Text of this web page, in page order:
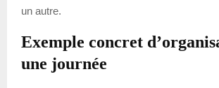
un autre.
Exemple concret
une journée